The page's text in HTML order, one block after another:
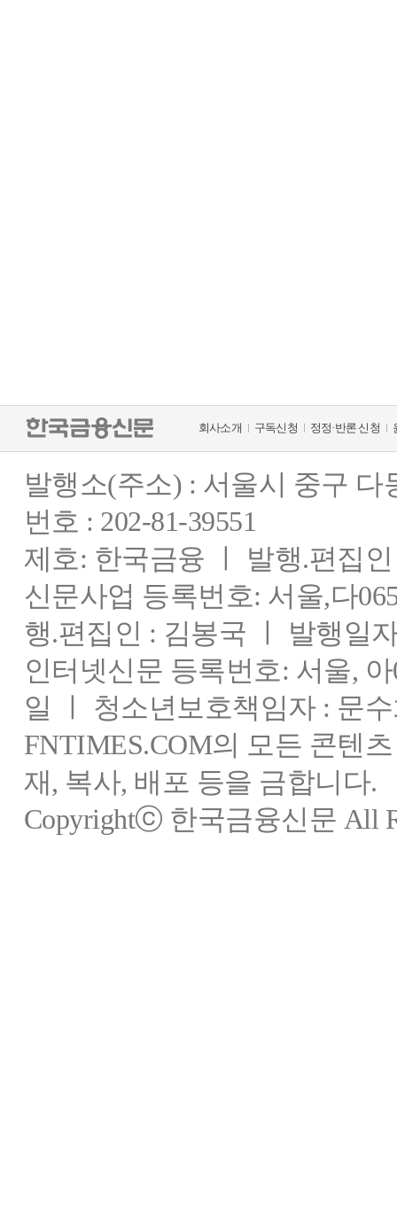
회사소개 구독신청 정정·반론 신청
발행소(주소) : 서울시 중구
번호 : 202-81-39551
제호: 한국금융 ㅣ 발행.편집
신문사업 등록번호: 서울,다
행.편집인 : 김봉국 ㅣ 발행일
인터넷신문 등록번호: 서울,
일 ㅣ 청소년보호책임자 : 문
FNTIMES.COM의 모든 콘텐
재, 복사, 배포 등을 금합니다.
Copyrightⓒ 한국금융신문 All